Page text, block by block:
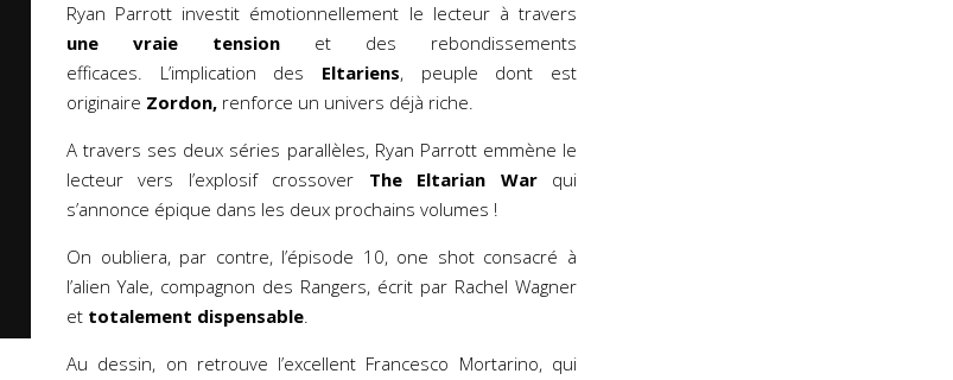
Ryan Parrott investit émotionnellement le lecteur à travers
une vraie tension et des rebondissements
efficaces. L’implication des Eltariens, peuple dont est
originaire Zordon, renforce un univers déjà riche.
A travers ses deux séries parallèles, Ryan Parrott emmène le
lecteur vers l’explosif crossover The Eltarian Warqui
s’annonce épique dans les deux prochains volumes !
On oubliera, par contre, l’épisode 10, one shot consacré à
l’alien Yale, compagnon des Rangers, écrit par Rachel Wagner
et totalement dispensable.
Au dessin, on retrouve l’excellent Francesco Mortarino, qui